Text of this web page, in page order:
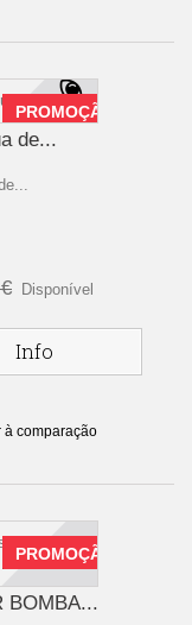
PROMOÇÃO
de...
Disponível
Info
à comparação
PROMOÇÃO
BOMBA...